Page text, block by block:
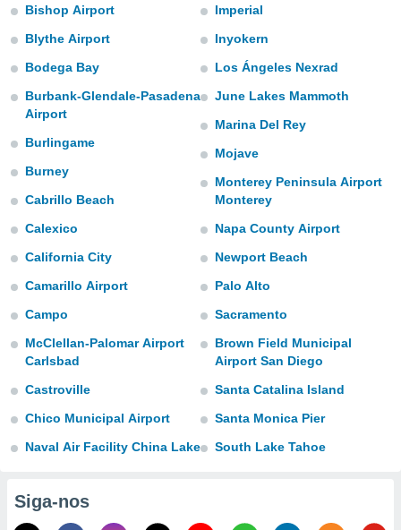
ou
o
como
um perfil
lhe
e
Pode
na nossa
e
a
cookies
parte
a
Bishop Airport
Blythe Airport
Bodega Bay
Burbank-Glendale-Pasadena
Airport
Burlingame
Burney
Cabrillo Beach
Calexico
California City
Camarillo Airport
Campo
McClellan-Palomar Airport
Carlsbad
Castroville
Chico Municipal Airport
Naval Air Facility China Lake
Imperial
Inyokern
Los Ángeles Nexrad
June Lakes Mammoth
Marina Del Rey
Mojave
Monterey Peninsula Airport
Monterey
Napa County Airport
Newport Beach
Palo Alto
Sacramento
Brown Field Municipal
Airport San Diego
Santa Catalina Island
Santa Monica Pier
South Lake Tahoe
Siga-nos